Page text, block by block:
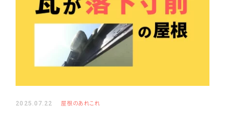
2025.07.22 屋根のあれこれ